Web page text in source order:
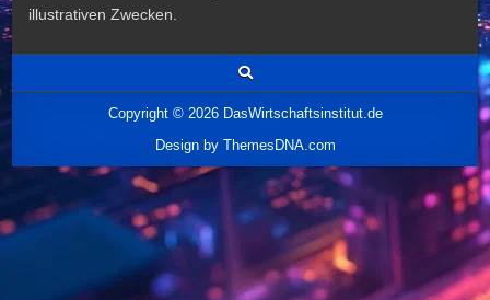
illustrativen Zwecken.
Copyright © 2026 DasWirtschaftsinstitut.de
Design by ThemesDNA.com